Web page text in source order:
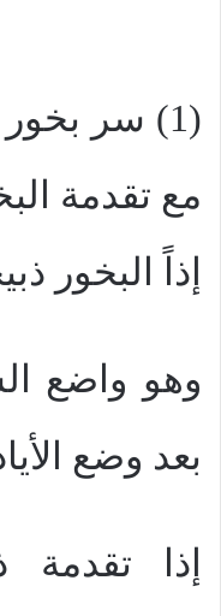
(1) سر
مع تقدمة
إذاً البخور
وهو واضع
بعد وضع
إذا تقدمة